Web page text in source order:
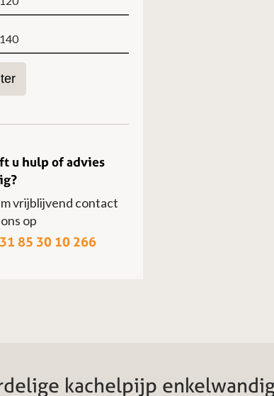
u hulp of advies
vrijblijvend contact
op
85 30 10 266
kachelpijp